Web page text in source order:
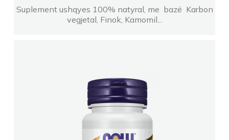
Suplement ushqyes 100% natyral, me bazë Karbon
vegjetal, Finok, Kamomil...